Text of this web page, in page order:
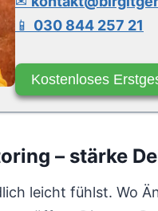
📱 030 844 257 21
Kostenloses
– stärke
leicht fühlst. Wo